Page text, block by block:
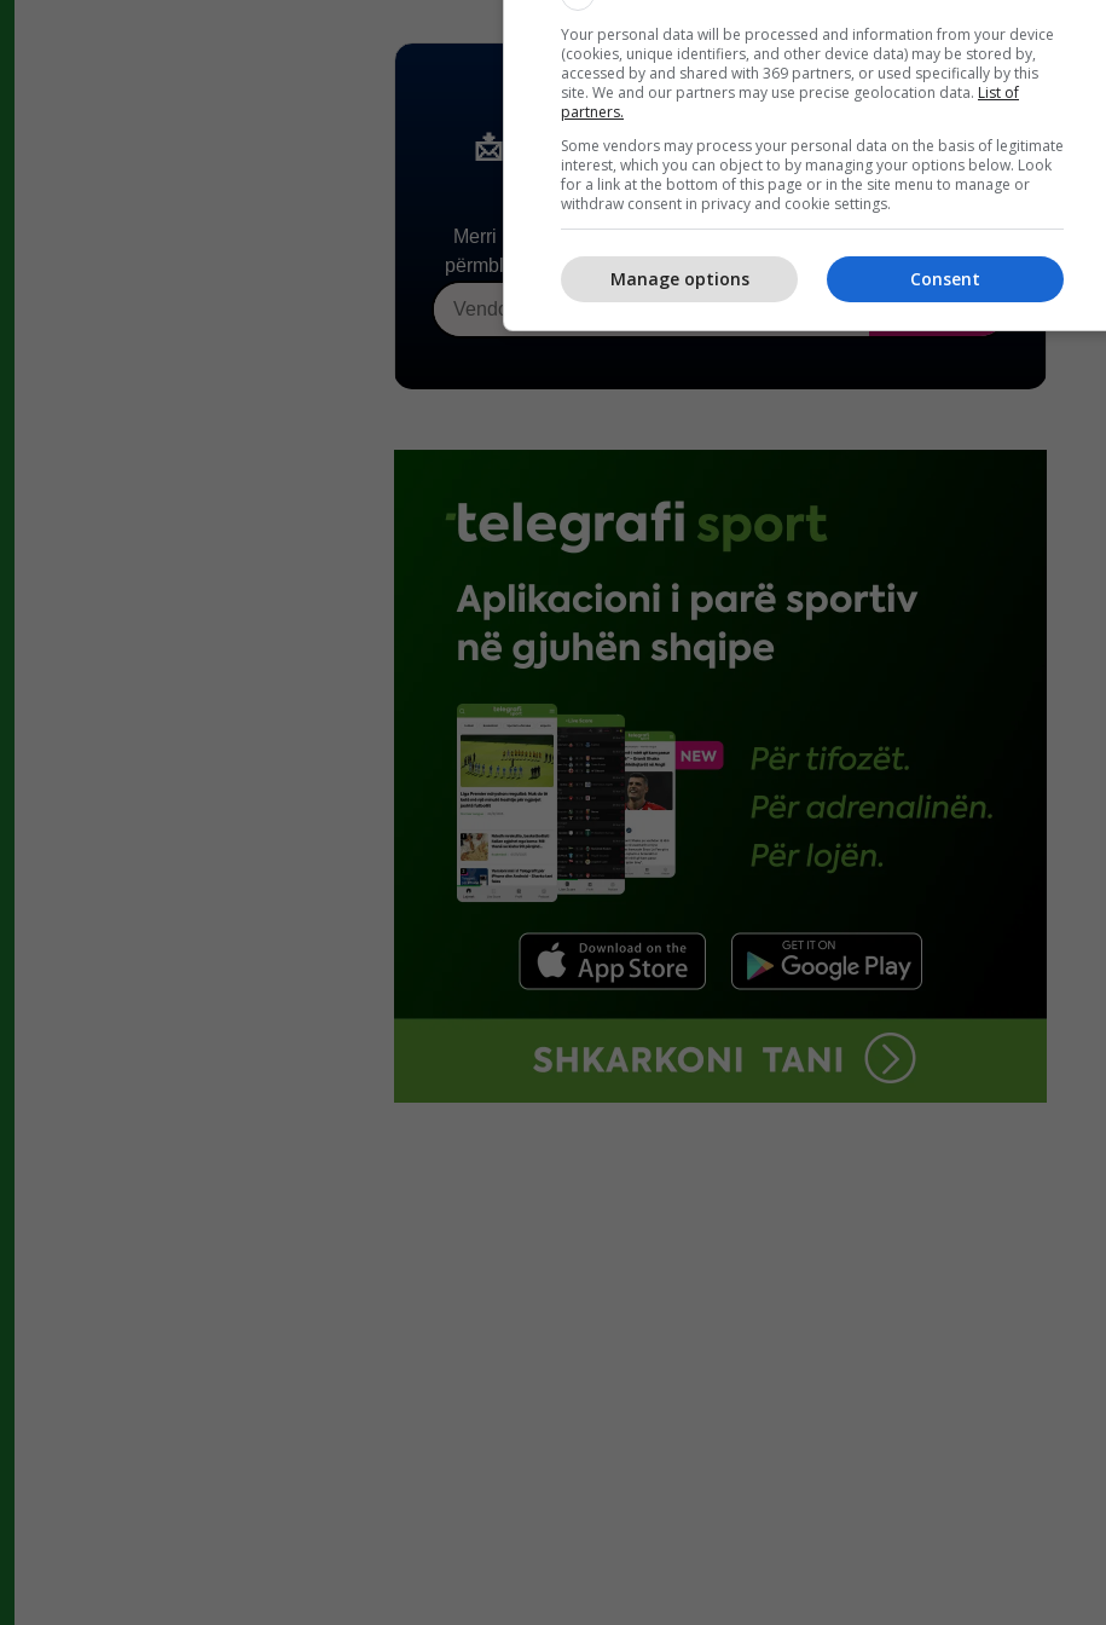
Your personal data will be processed and information from your device
(cookies, unique identifiers, and other device data) may be stored by,
accessed by and shared with 369 partners, or used specifically by this
site. We and our partners may use precise geolocation data. List of
partners.
Some vendors may process your personal data on the basis of legitimate
interest, which you can object to by managing your options below. Look
for a link at the bottom of this page or in the site menu to manage or
withdraw consent in privacy and cookie settings.
Consent
Manage options